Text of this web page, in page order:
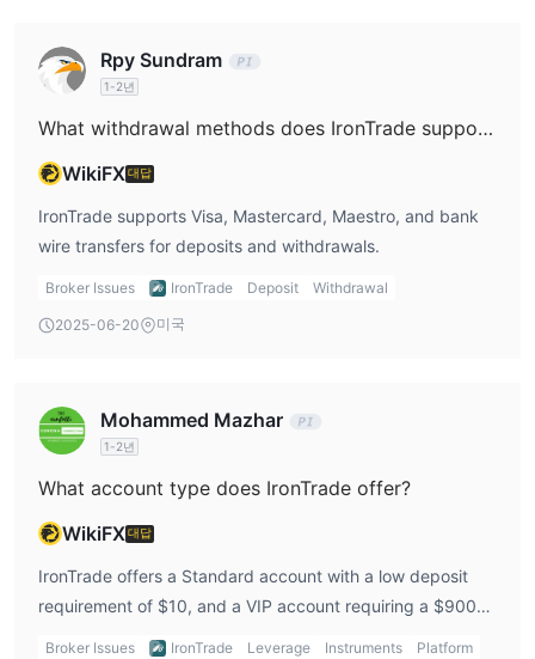
Rpy Sundram
1-2년
What withdrawal methods does IronTrade support?
WikiFX대답
IronTrade supports Visa, Mastercard, Maestro, and bank
wire transfers for deposits and withdrawals.
Broker Issues IronTrade Deposit Withdrawal
2025-06-20 미국
Mohammed Mazhar
1-2년
What account type does IronTrade offer?
WikiFX대답
IronTrade offers a Standard account with a low deposit
requirement of $10, and a VIP account requiring a $900
deposit, designed for more experienced traders.
Broker Issues IronTrade Leverage Instruments
Platform